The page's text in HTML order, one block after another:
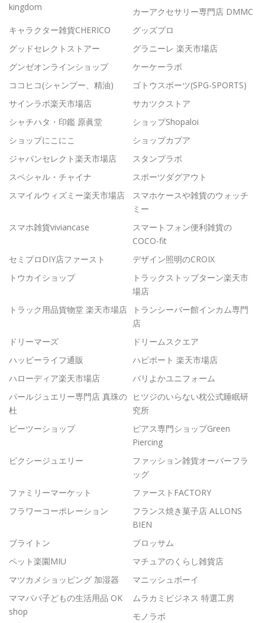
kingdom
カーアクセサリー専門店 DMMC
キャラクター雑貨CHERICO
グッズプロ
グッドセレクトストアー
グラニーレ 楽天市場店
グンゼオンラインショップ
ケーケーラボ
ココヒコ(シャンプー、精油)
ゴトウスポーツ(SPG-SPORTS)
サインラボ楽天市場店
サカツクストア
シャチハタ・印鑑 原眞堂
ショップShopaloi
ショップにこにこ
ショップカプア
ジャパンセレクト楽天市場店
スタンプラボ
スペシャル・チャイナ
スポーツダグアウト
スマイルウィズミー楽天市場店
スマホケースや雑貨のウォッチ
ミー
スマホ雑貨viviancase
スマートフォン便利雑貨の
COCO-fit
セミプロDIY店ファースト
デザイン照明のCROIX
トウカイショップ
トラックストップターン楽天市
場店
トラック用品貨物堂 楽天市場店
トランシーバー館インカム専門
店
ドリーマーズ
ドリームスクエア
ハッピーライフ通販
ハピポート 楽天市場店
ハローディア楽天市場店
バリよかユニフォーム
パールジュエリー専門店 真珠の
杜
ヒツジのいらない枕公式睡眠研
究所
ビーツーショップ
ピアス専門ショップGreen
Piercing
ピクシージュエリー
ファッション雑貨オーバーフラ
ッグ
ファミリーマーケット
ファーストFACTORY
フラワーコーポレーション
フランス焼き菓子店 ALLONS
BIEN
ブライトン
ブロッサム
ペット楽園MIU
マチュアのくらし雑貨店
マツカメショッピング 加湿器
マニッシュボーイ
ママパパ子どもの生活用品 OK
shop
ムラカミビジネス 特選工房
モノラボ